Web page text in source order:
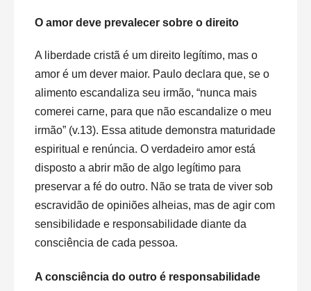
O amor deve prevalecer sobre o direito
A liberdade cristã é um direito legítimo, mas o
amor é um dever maior. Paulo declara que, se o
alimento escandaliza seu irmão, “nunca mais
comerei carne, para que não escandalize o meu
irmão” (v.13). Essa atitude demonstra maturidade
espiritual e renúncia. O verdadeiro amor está
disposto a abrir mão de algo legítimo para
preservar a fé do outro. Não se trata de viver sob
escravidão de opiniões alheias, mas de agir com
sensibilidade e responsabilidade diante da
consciência de cada pessoa.
A consciência do outro é responsabilidade